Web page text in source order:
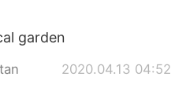
garden
2020.04.13 04:52